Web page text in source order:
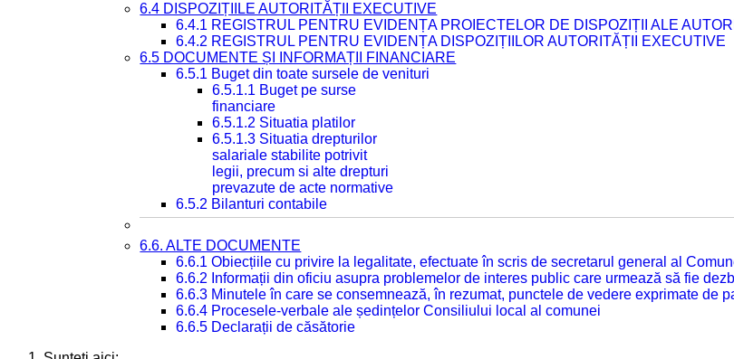
6.4 DISPOZIȚIILE AUTORITĂȚII EXECUTIVE
6.4.1 REGISTRUL PENTRU EVIDENȚA PROIECTELOR DE DISPOZIȚII ALE
6.4.2 REGISTRUL PENTRU EVIDENȚA DISPOZIȚIILOR AUTORITĂȚII EXECUTIVE
6.5 DOCUMENTE ȘI INFORMAȚII FINANCIARE
6.5.1 Buget din toate sursele de venituri
6.5.1.1 Buget pe surse
financiare
6.5.1.2 Situatia platilor
6.5.1.3 Situatia drepturilor
salariale stabilite potrivit
legii, precum si alte drepturi
prevazute de acte normative
6.5.2 Bilanturi contabile
6.6. ALTE DOCUMENTE
6.6.1 Obiecțiile cu privire la legalitate, efectuate în scris de secretarul general al
6.6.2 Informații din oficiu asupra problemelor de interes public care urmează să fie
6.6.3 Minutele în care se consemnează, în rezumat, punctele de vedere exprimate de
6.6.4 Procesele-verbale ale ședințelor Consiliului local al comunei
6.6.5 Declarații de căsătorie